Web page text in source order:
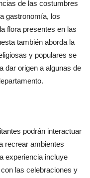
de las costumbres
gastronomía, los
flora presentes en las
también aborda la
y populares se
dar origen a algunas de
podrán interactuar
recrear ambientes
experiencia incluye
las celebraciones y